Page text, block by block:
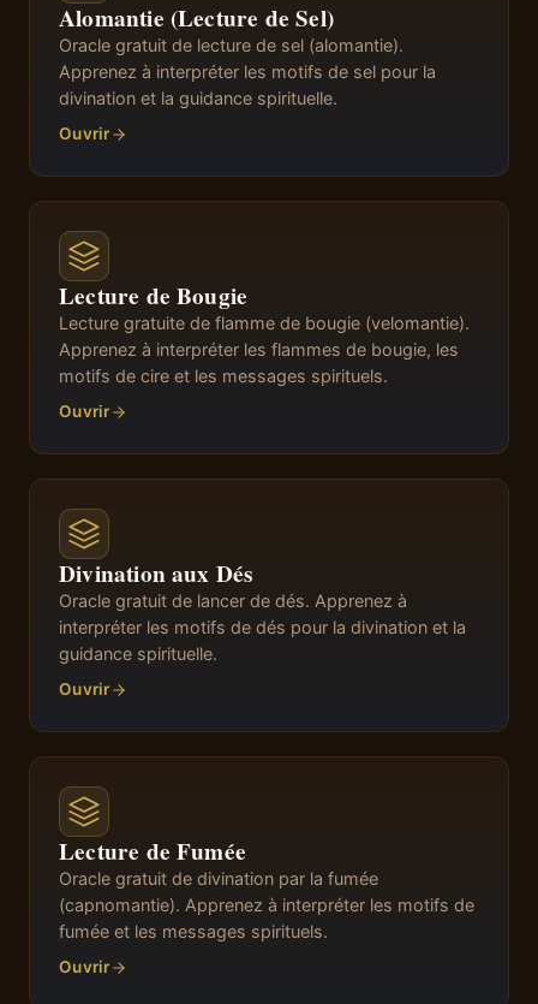
Alomantie (Lecture de Sel)
Oracle gratuit de lecture de sel (alomantie).
Apprenez à interpréter les motifs de sel pour la
divination et la guidance spirituelle.
Ouvrir
Lecture de Bougie
Lecture gratuite de flamme de bougie (velomantie).
Apprenez à interpréter les flammes de bougie, les
motifs de cire et les messages spirituels.
Ouvrir
Divination aux Dés
Oracle gratuit de lancer de dés. Apprenez à
interpréter les motifs de dés pour la divination et la
guidance spirituelle.
Ouvrir
Lecture de Fumée
Oracle gratuit de divination par la fumée
(capnomantie). Apprenez à interpréter les motifs de
fumée et les messages spirituels.
Ouvrir